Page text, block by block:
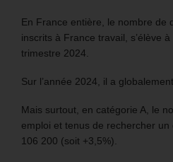
En France entière, le nombre de
inscrits à France travail, s’élève
trimestre 2024.
Sur l’année 2024, il a
Mais surtout, en catégorie A, le
emploi et tenus de rechercher
106 200 (soit +3,5%).